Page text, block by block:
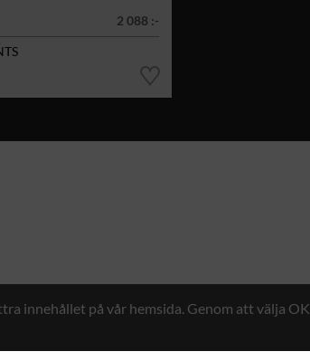
2 088 :-
innehållet på vår hemsida. Genom att välja OK